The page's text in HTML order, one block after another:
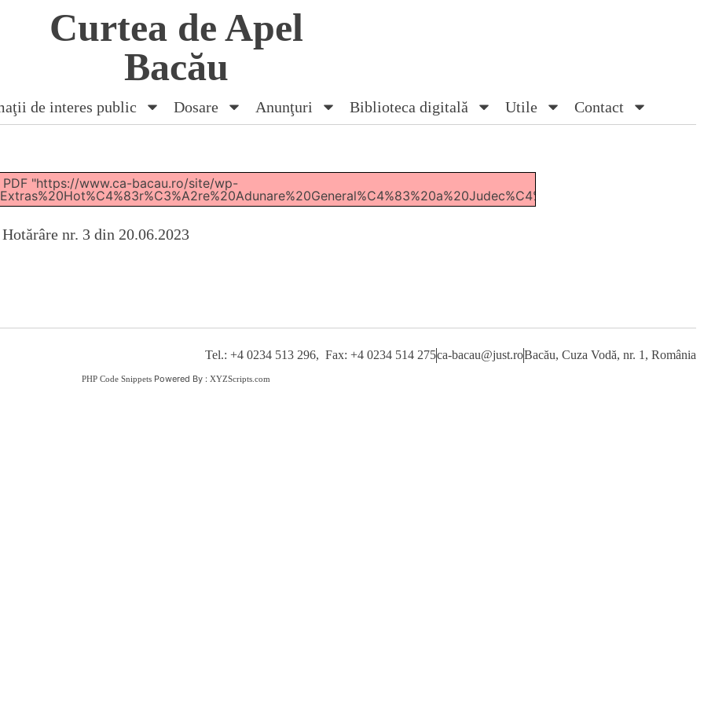
Curtea de Apel
Bacău
de interes public Dosare Anunţuri Biblioteca digitală Utile Contact
PDF "https://www.ca-bacau.ro/site/wp-
nr. 3 din 20.06.2023
Tel.: +4 0234 513 296, Fax: +4 0234 514 275ca-bacau@just.roBacău, Cuza Vodă, nr. 1, România
PHP Code Snippets Powered By : XYZScripts.com